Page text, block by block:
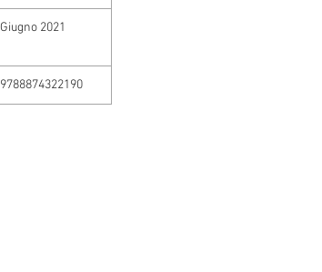
Giugno 2021
9788874322190